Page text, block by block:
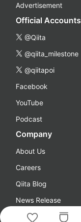
Advertisement
Official Accounts
@Qiita
@qiita_milestone
@qiitapoi
Facebook
YouTube
Podcast
Company
About Us
Careers
Qiita Blog
News Release